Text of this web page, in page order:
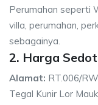
Perumahan seperti
villa, perumahan,
sebagainya.
2. Harga
Alamat: RT.006/
Tegal Kunir Lor Mauk